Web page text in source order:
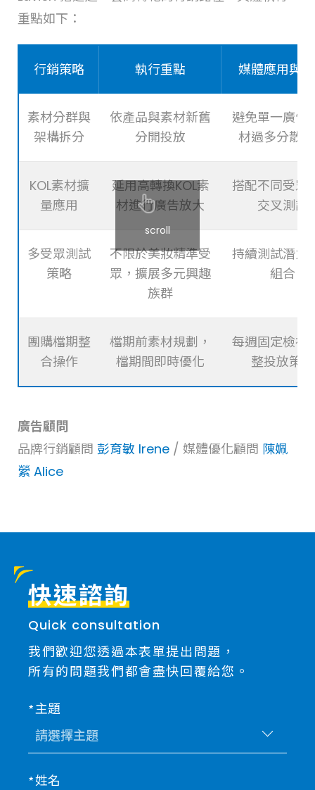
重點如下：
scroll
行銷策略 執行重點 媒體應用與
素材分群與
架構拆分
依產品與素材新舊
分開投放
避免單一廣告
材過多分散
KOL素材擴
量應用
延用高轉換KOL素
材進行廣告放大
搭配不同受眾
交叉測試
多受眾測試
策略
不限於美妝精準受
眾，擴展多元興趣
族群
持續測試潛力
組合
團購檔期整
合操作
檔期前素材規劃，
檔期間即時優化
每週固定檢視
整投放策略
廣告顧問
品牌行銷顧問 彭育敏 Irene / 媒體優化顧問 陳姵
縈 Alice
快速諮詢
Quick consultation
我們歡迎您透過本表單提出問題，
所有的問題我們都會盡快回覆給您。
主題
姓名